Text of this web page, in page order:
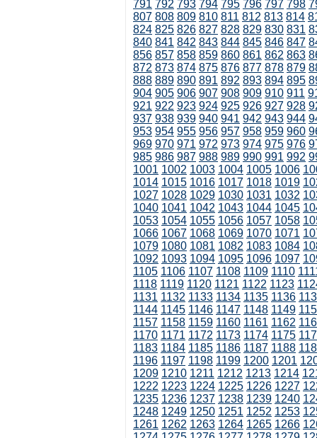
791 792 793 794 795 796 797 798
807 808 809 810 811 812 813 814
824 825 826 827 828 829 830 831
840 841 842 843 844 845 846 847
856 857 858 859 860 861 862 863
872 873 874 875 876 877 878 879
888 889 890 891 892 893 894 895
904 905 906 907 908 909 910 911
921 922 923 924 925 926 927 928
937 938 939 940 941 942 943 944
953 954 955 956 957 958 959 960
969 970 971 972 973 974 975 976
985 986 987 988 989 990 991 992
1001 1002 1003 1004 1005 1006
1014 1015 1016 1017 1018 1019
1027 1028 1029 1030 1031 1032
1040 1041 1042 1043 1044 1045
1053 1054 1055 1056 1057 1058
1066 1067 1068 1069 1070 1071
1079 1080 1081 1082 1083 1084
1092 1093 1094 1095 1096 1097
1105 1106 1107 1108 1109 1110
1118 1119 1120 1121 1122 1123
1131 1132 1133 1134 1135 1136
1144 1145 1146 1147 1148 1149
1157 1158 1159 1160 1161 1162
1170 1171 1172 1173 1174 1175
1183 1184 1185 1186 1187 1188
1196 1197 1198 1199 1200 1201
1209 1210 1211 1212 1213 1214
1222 1223 1224 1225 1226 1227
1235 1236 1237 1238 1239 1240
1248 1249 1250 1251 1252 1253
1261 1262 1263 1264 1265 1266